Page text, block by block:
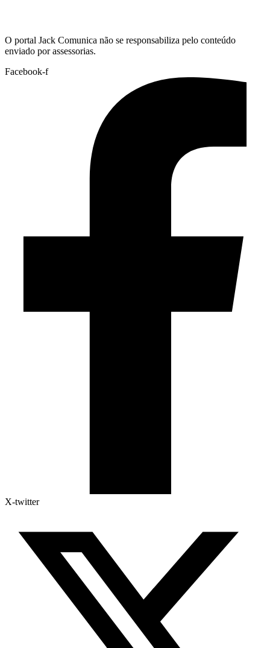
O portal Jack Comunica não se responsabiliza pelo conteúdo
enviado por assessorias.
Facebook-f
X-twitter